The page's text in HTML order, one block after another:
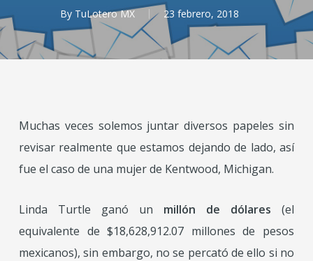
By TuLotero MX 23 febrero, 2018
Muchas veces solemos juntar diversos papeles sin
revisar realmente que estamos dejando de lado, así
fue el caso de una mujer de Kentwood, Michigan.
Linda Turtle ganó un millón de dólares (el
equivalente de $18,628,912.07 millones de pesos
mexicanos), sin embargo, no se percató de ello si no